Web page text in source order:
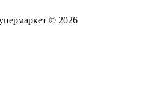
© 2026